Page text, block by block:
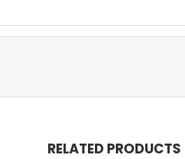
RELATED PRODUCTS